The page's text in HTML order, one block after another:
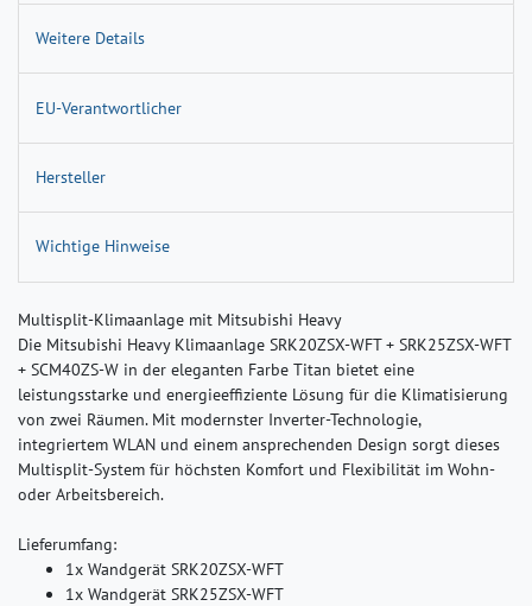
Weitere Details
EU-Verantwortlicher
Hersteller
Wichtige Hinweise
Multisplit-Klimaanlage mit Mitsubishi Heavy
Die Mitsubishi Heavy Klimaanlage SRK20ZSX-WFT + SRK25ZSX-WFT
+ SCM40ZS-W in der eleganten Farbe Titan bietet eine
leistungsstarke und energieeffiziente Lösung für die Klimatisierung
von zwei Räumen. Mit modernster Inverter-Technologie,
integriertem WLAN und einem ansprechenden Design sorgt dieses
Multisplit-System für höchsten Komfort und Flexibilität im Wohn-
oder Arbeitsbereich.
Lieferumfang:
1x Wandgerät SRK20ZSX-WFT
1x Wandgerät SRK25ZSX-WFT